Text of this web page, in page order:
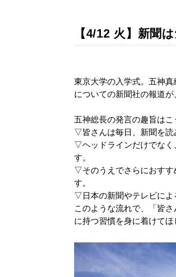
【4/12 火】新聞
東京大学の入学式。五神
についての新聞社の報道が
五神総長の発言の趣旨はこ
▽皆さんは毎日、新聞を読
▽ヘッドラインだけでなく
す。
▽そのうえでさらにおすす
す。
▽日本の新聞やテレビによ
このような流れで、「皆
に持つ習慣を身に着けてほ